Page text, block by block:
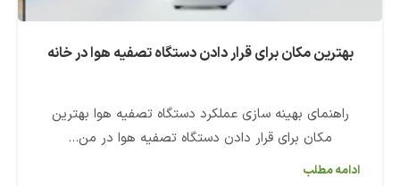
بهترین مکان برای قرار دادن دستگاه تصفیه هوا در خانه
راهنمای بهینه سازی عملکرد دستگاه تصفیه هوا بهترین
مکان برای قرار دادن دستگاه تصفیه هوا در من...
ادامه مطلب